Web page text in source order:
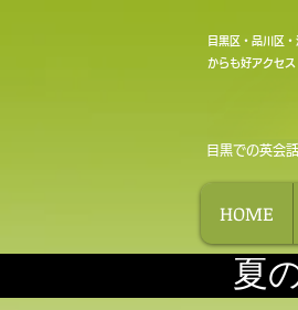
目黒区・品川区
からも好アクセス
目黒での英会
HOME
夏